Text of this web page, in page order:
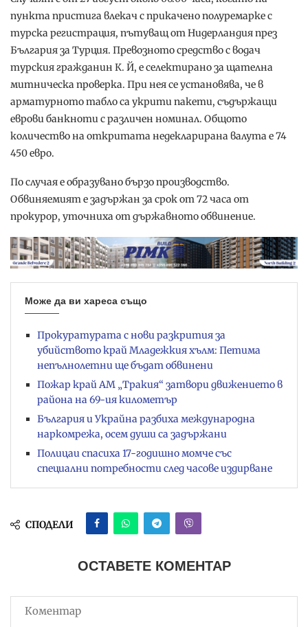
пункта пристига влекач с прикачено полуремарке с
турска регистрация, пътуващ от Нидерландия през
България за Турция. Превозното средство с водач
турския гражданин К. Й, е селектирано за щателна
митническа проверка. При нея се установява, че в
арматурното табло са укрити пакети, съдържащи
еврови банкноти с различен номинал. Общото
количество на откритата недекларирана валута е 74
450 евро.
По случая е образувано бързо производство.
Обвиняемият е задържан за срок от 72 часа от
прокурор, уточниха от държавното обвинение.
Може да ви хареса също
Прокуратурата с нови разкрития за
убийството край Младежкия хълм: Петима
непълнолетни ще бъдат обвинени
Пожар край АМ „Тракия“ затвори движението в
района на 69-ия километър
България и Украйна разбиха международна
наркомрежа, осем души са задържани
Полицаи спасиха 17-годишно момче със
специални потребности след часове издирване
СПОДЕЛИ
ОСТАВЕТЕ КОМЕНТАР